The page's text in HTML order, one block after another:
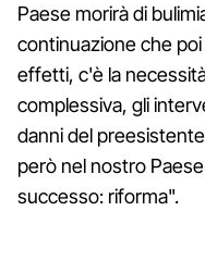
Paese morirà di
continuazione che
effetti, c'è la
complessiva, gli
danni del
però nel nostro
successo: riforma".